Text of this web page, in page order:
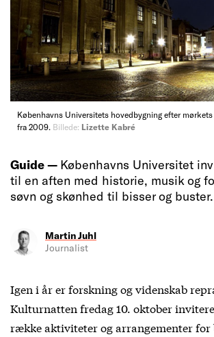
Københavns Universitets hovedbygning efter
fra 2009. Billede: Lizette Kabré
Guide — Københavns Universitet
til en aften med historie, musik og
søvn og skønhed til bisser og buster.
Martin Juhl
Journalist
Igen i år er forskning og videnskab
Kulturnatten fredag 10. oktober
række aktiviteter og arrangementer for